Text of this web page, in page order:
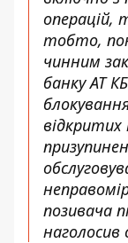
операцій,
тобто,
чинним
банку АТ
позивача
наголосив